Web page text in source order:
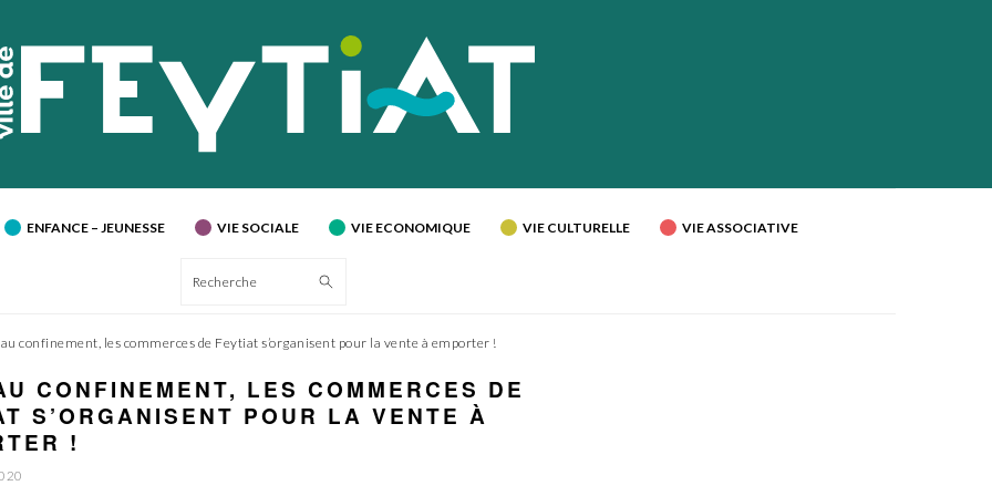
ENFANCE – JEUNESSE VIE SOCIALE VIE ECONOMIQUE VIE CULTURELLE VIE ASSOCIATIVE
Recherche
au confinement, les commerces de Feytiat s’organisent pour la vente à emporter !
CONFINEMENT, LES COMMERCES DE
S’ORGANISENT POUR LA VENTE À
!